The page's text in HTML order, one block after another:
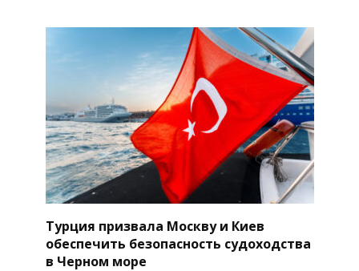
Турция призвала Москву и Киев
обеспечить безопасность судоходства
в Черном море